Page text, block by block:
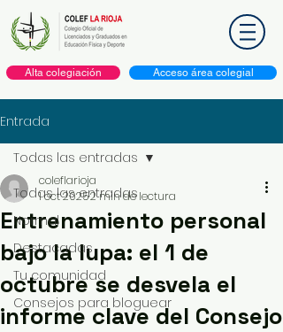
Alta colegiación Acceso área colegial
Entrada
Todas las entradas
Normal
Destacadas
Tu comunidad
Consejos para bloguear
Todas las entradas
Entrenamiento personal
bajo la lupa: el 1 de
octubre se desvela el
informe clave del Consejo
coleflarioja
1 oct 20252 min de lectura